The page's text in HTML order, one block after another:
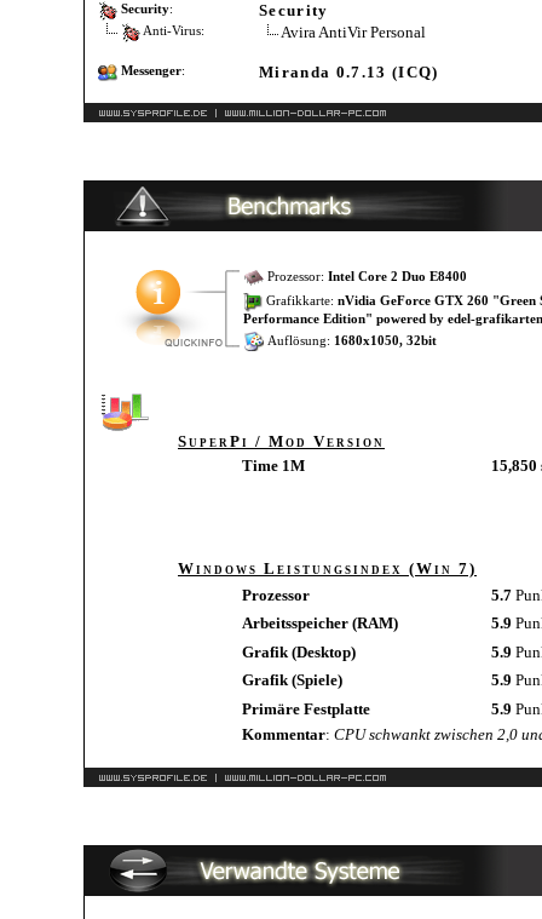
Security: Security
Anti-Virus: Avira AntiVir Personal
Messenger: Miranda 0.7.13 (ICQ)
Prozessor: Intel Core 2 Duo E8400
Grafikkarte: nVidia GeForce GTX 260 "Green
Performance Edition" powered by edel-
Auflösung: 1680x1050, 32bit
SuperPi / Mod Version
Time 1M
15,850
Windows Leistungsindex (Win 7)
Prozessor
5.7
Arbeitsspeicher (RAM)
5.9
Grafik (Desktop)
5.9
Grafik (Spiele)
5.9
Primäre Festplatte
5.9
Kommentar: CPU schwankt zwischen 2,0